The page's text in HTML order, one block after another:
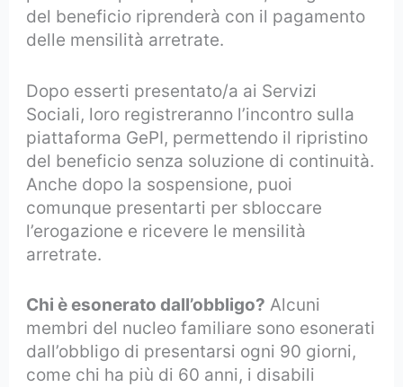
del beneficio riprenderà con il pagamento
delle mensilità arretrate.
Dopo esserti presentato/a ai Servizi
Sociali, loro registreranno l’incontro sulla
piattaforma GePI, permettendo il ripristino
del beneficio senza soluzione di continuità.
Anche dopo la sospensione, puoi
comunque presentarti per sbloccare
l’erogazione e ricevere le mensilità
arretrate.
Chi è esonerato dall’obbligo? Alcuni
membri del nucleo familiare sono esonerati
dall’obbligo di presentarsi ogni 90 giorni,
come chi ha più di 60 anni, i disabili